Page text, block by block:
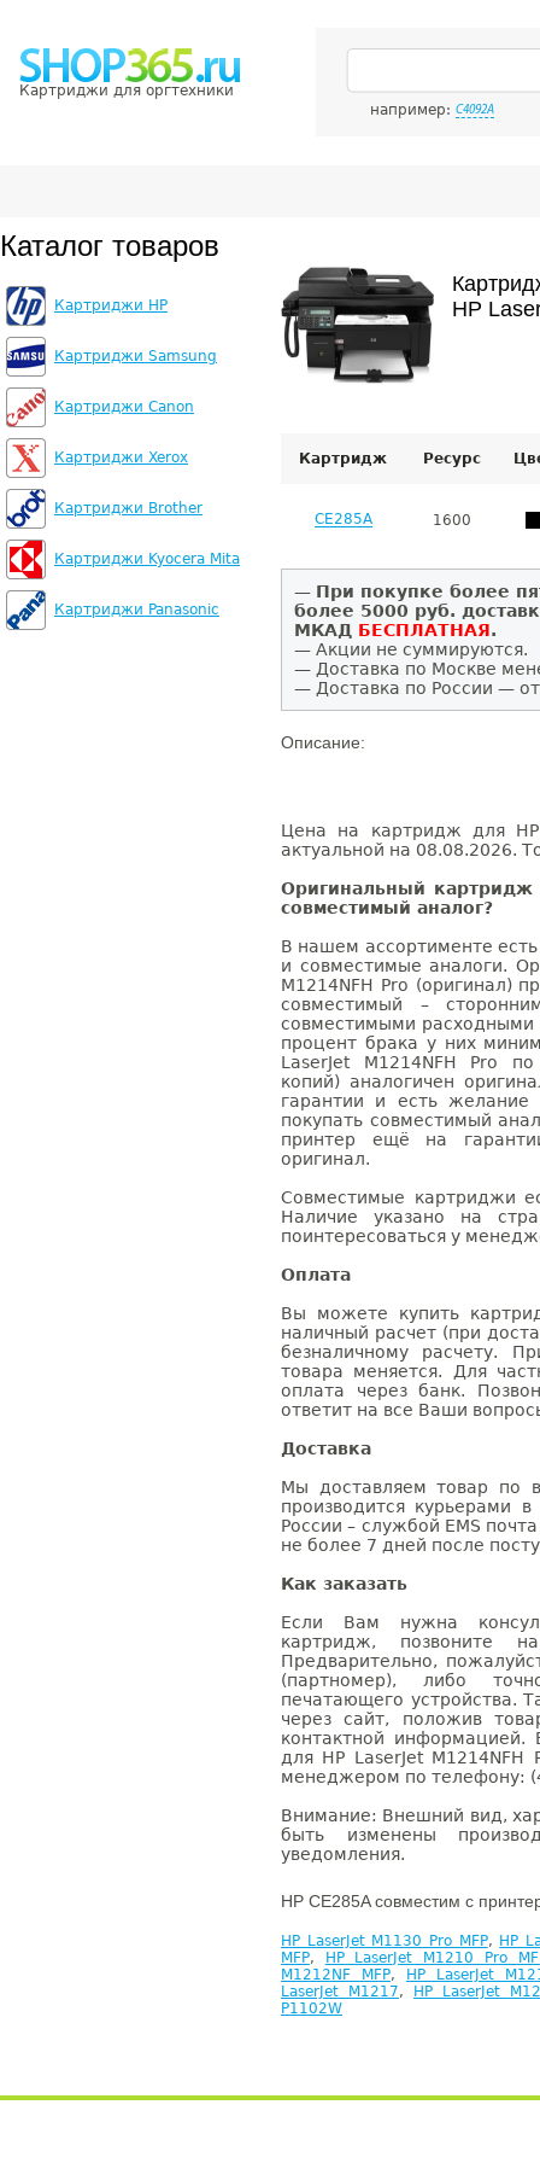
Картриджи для оргтехники
например: C4092A
Каталог товаров
Картриджи HP
Картриджи Samsung
Картриджи Canon
Картриджи Xerox
Картриджи Brother
Картриджи Kyocera Mita
Картриджи Panasonic
HP
Картридж Ресурс
CE285A 1600
— При покупке более
более 5000 руб.
МКАД БЕСПЛАТНАЯ.
— Акции не суммируются.
— Доставка по Москве
— Доставка по России —
Описание:
Цена на картридж для HP
актуальной на 08.08.2026.
Оригинальный картридж
совместимый аналог?
В нашем ассортименте
и совместимые аналоги.
M1214NFH Pro (оригинал)
совместимый –
совместимыми расходными
процент брака у них
LaserJet M1214NFH Pro
копий) аналогичен
гарантии и есть
покупать совместимый
принтер ещё на
оригинал.
Совместимые картриджи
Наличие указано на
поинтересоваться у
Оплата
Вы можете купить
наличный расчет (при
безналичному расчету.
товара меняется. Для
оплата через банк.
ответит на все Ваши
Доставка
Мы доставляем товар по
производится курьерами
России – службой EMS
не более 7 дней после
Как заказать
Если Вам нужна
картридж, позвоните
Предварительно,
(партномер), либо
печатающего устройства.
через сайт, положив
контактной информацией.
для HP LaserJet
менеджером по телефону:
Внимание: Внешний вид,
быть изменены
уведомления.
HP CE285A совместим с
HP LaserJet M1130 Pro MFP, HP
MFP,
HP LaserJet M1210 Pro
M1212NF MFP,
HP LaserJet
LaserJet M1217,
HP LaserJet
P1102W